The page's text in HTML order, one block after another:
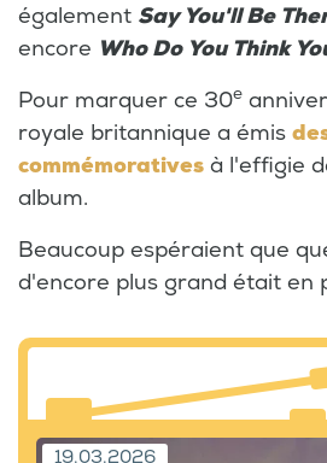
également Say You'll Be
encore Who Do You Think
Pour marquer ce 30e
royale britannique a émis
commémoratives à l'effigie
album.
Beaucoup espéraient que
d'encore plus grand était en
19.03.2026